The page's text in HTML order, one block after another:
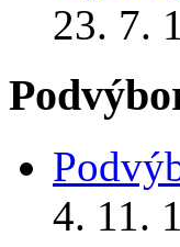
23. 7.
4. 11.